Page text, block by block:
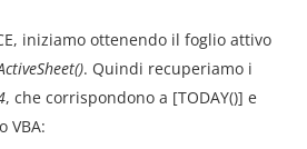
iniziamo ottenendo il foglio attivo
. Quindi recuperiamo i
, che corrispondono a [TODAY()] e
VBA: